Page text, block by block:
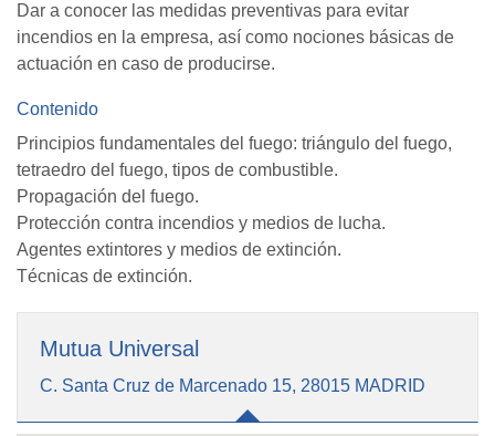
Dar a conocer las medidas preventivas para evitar
incendios en la empresa, así como nociones básicas de
actuación en caso de producirse.
Contenido
Principios fundamentales del fuego: triángulo del fuego,
tetraedro del fuego, tipos de combustible.
Propagación del fuego.
Protección contra incendios y medios de lucha.
Agentes extintores y medios de extinción.
Técnicas de extinción.
Mutua Universal
C. Santa Cruz de Marcenado 15, 28015 MADRID